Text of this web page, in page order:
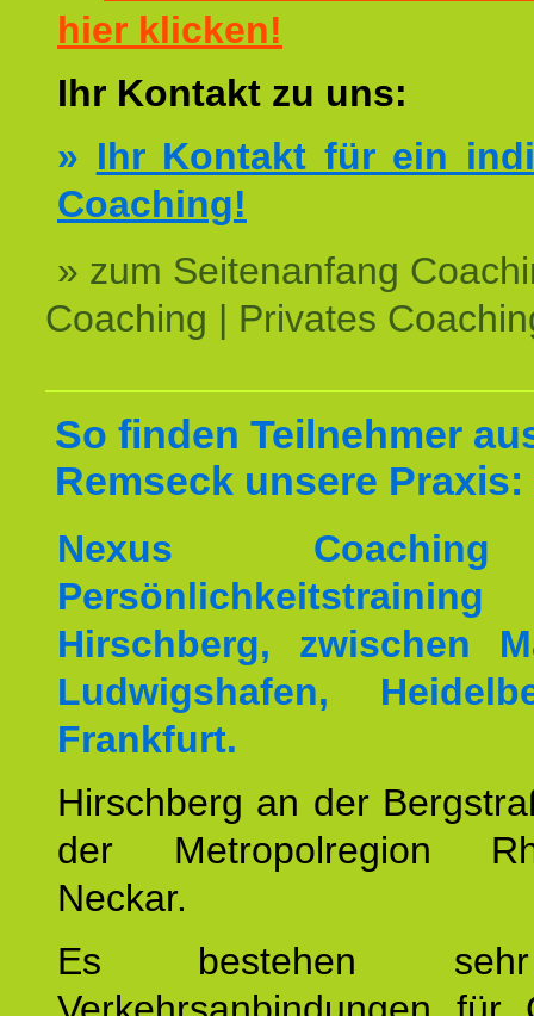
hier klicken!
Ihr Kontakt zu uns:
» Ihr Kontakt für ein
Coaching!
» zum Seitenanfang
Coaching | Privates
So finden Teilnehmer
Remseck unsere Praxis:
Nexus
Hirschberg, zwischen
Ludwigshafen,
Frankfurt.
Hirschberg an der
der Metropolregion
Neckar.
Es bestehen